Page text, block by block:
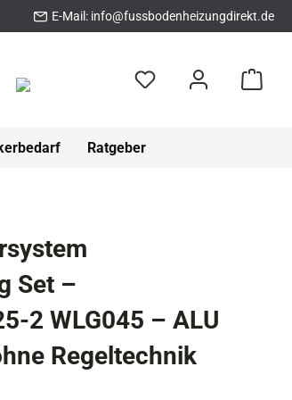
E-Mail: info@fussbodenheizungdirekt.de
Ratgeber
Set –
2 WLG045 – ALU
Regeltechnik